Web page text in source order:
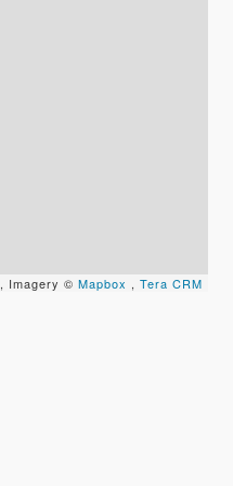
, Imagery © Mapbox , Tera CRM